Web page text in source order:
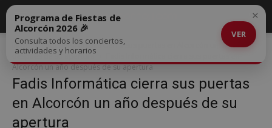
Inicio
Fadis Informática cierra sus puertas en Alcorcón un año
después de su apertura
Alcorcón un año después de su apertura
Fadis Informática cierra sus puertas
en Alcorcón un año después de su
apertura
Programa de Fiestas de
Alcorcón 2026 🎉
Consulta todos los conciertos,
actividades y horarios
VER
×